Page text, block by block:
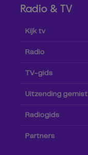
Radio & TV
Kijk tv
Radio
TV-gids
Uitzending gemist
Radiogids
Partners